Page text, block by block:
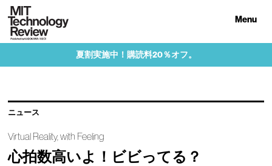
Menu
夏割実施中！購読料20％オフ。
ニュース
Virtual Reality, with Feeling
心拍数高いよ！ビビってる？